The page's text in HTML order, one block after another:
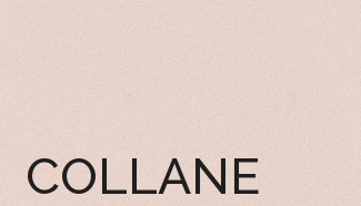
COLLANE